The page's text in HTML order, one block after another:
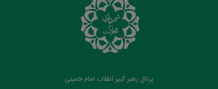
پرتال رهبر کبیر انقلاب امام خمینی